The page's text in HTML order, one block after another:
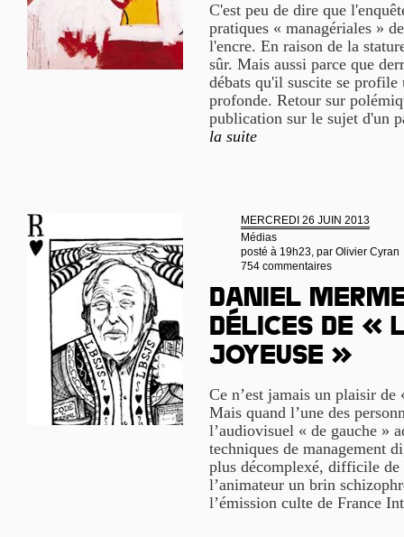
C'est peu de dire que
pratiques « managériales »
l'encre. En raison de la
sûr. Mais aussi parce que
débats qu'il suscite se
profonde. Retour sur
publication sur le sujet d'un
la suite
MERCREDI 26 JUIN 2013
Médias
posté à 19h23, par Olivier Cyran
754 commentaires
Daniel
délices de «
joyeuse »
Ce n’est jamais un plaisir
Mais quand l’une des
l’audiovisuel « de gauche »
techniques de management
plus décomplexé, difficile de
l’animateur un brin
l’émission culte de France